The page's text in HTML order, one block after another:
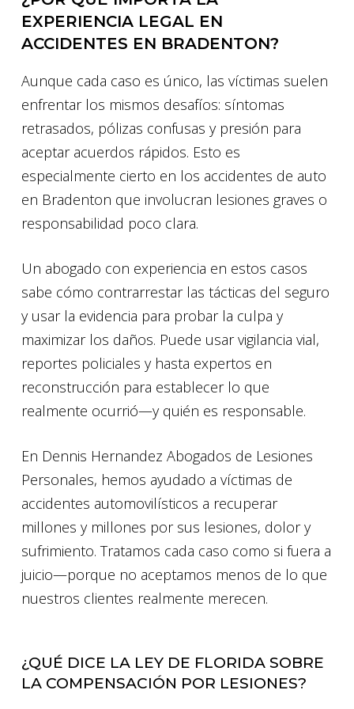
EXPERIENCIA LEGAL EN
ACCIDENTES EN BRADENTON?
Aunque cada caso es único, las víctimas suelen
enfrentar los mismos desafíos: síntomas
retrasados, pólizas confusas y presión para
aceptar acuerdos rápidos. Esto es
especialmente cierto en los accidentes de auto
en Bradenton que involucran lesiones graves o
responsabilidad poco clara.
Un abogado con experiencia en estos casos
sabe cómo contrarrestar las tácticas del seguro
y usar la evidencia para probar la culpa y
maximizar los daños. Puede usar vigilancia vial,
reportes policiales y hasta expertos en
reconstrucción para establecer lo que
realmente ocurrió—y quién es responsable.
En Dennis Hernandez Abogados de Lesiones
Personales, hemos ayudado a víctimas de
accidentes automovilísticos a recuperar
millones y millones por sus lesiones, dolor y
sufrimiento. Tratamos cada caso como si fuera a
juicio—porque no aceptamos menos de lo que
nuestros clientes realmente merecen.
¿QUÉ DICE LA LEY DE FLORIDA SOBRE
LA COMPENSACIÓN POR LESIONES?